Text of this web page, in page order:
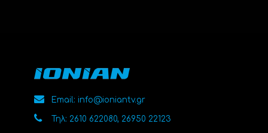
Email: info@ioniantv.gr
Τηλ: 2610 622080, 26950 22123